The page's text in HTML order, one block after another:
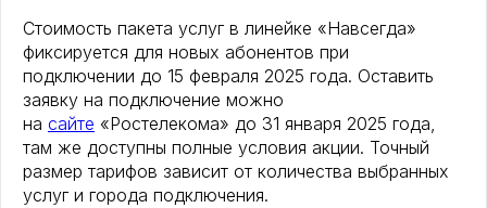
Стоимость пакета услуг в линейке «Навсегда»
фиксируется для новых абонентов при
подключении до 15 февраля 2025 года. Оставить
заявку на подключение можно
на сайте «Ростелекома» до 31 января 2025 года,
там же доступны полные условия акции. Точный
размер тарифов зависит от количества выбранных
услуг и города подключения.